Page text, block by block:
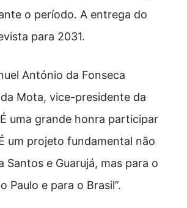
o período. A entrega do
para 2031.
António da Fonseca
Mota, vice-presidente da
uma grande honra participar
um projeto fundamental não
Santos e Guarujá, mas para o
Paulo e para o Brasil”.